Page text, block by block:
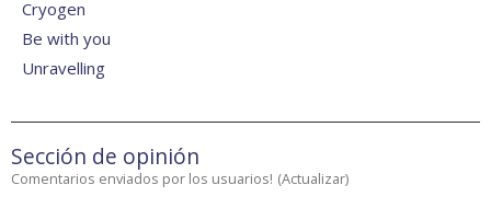
Cryogen
Be with you
Unravelling
Sección de opinión
Comentarios enviados por los usuarios! (Actualizar)